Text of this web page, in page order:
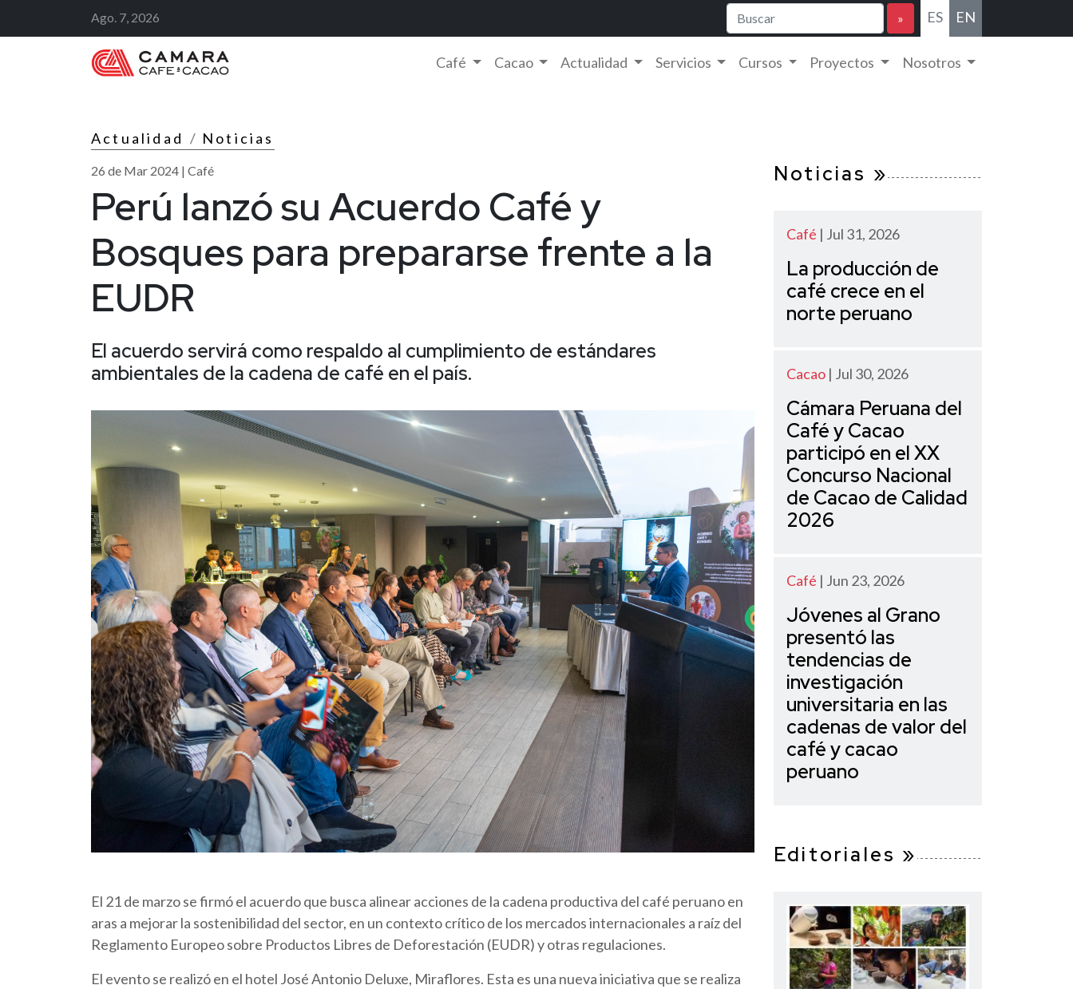
Ago. 7, 2026 » ES EN
Cámara Peruana del Café y Cacao
Café Cacao Actualidad Servicios Cursos Proyectos Nosotros
Actualidad Noticias
26 de Mar 2024 | Café
Perú lanzó su Acuerdo Café y
Bosques para prepararse frente a la
EUDR
El acuerdo servirá como respaldo al cumplimiento de estándares
ambientales de la cadena de café en el país.
El 21 de marzo se firmó el acuerdo que busca alinear acciones de la cadena productiva del café peruano en
aras a mejorar la sostenibilidad del sector, en un contexto crítico de los mercados internacionales a raíz del
Reglamento Europeo sobre Productos Libres de Deforestación (EUDR) y otras regulaciones.
El evento se realizó en el hotel José Antonio Deluxe, Miraflores. Esta es una nueva iniciativa que se realiza
Noticias »
Café | Jul 31, 2026
La producción de
café crece en el
norte peruano
Cacao | Jul 30, 2026
Cámara Peruana del
Café y Cacao
participó en el XX
Concurso Nacional
de Cacao de Calidad
2026
Café | Jun 23, 2026
Jóvenes al Grano
presentó las
tendencias de
investigación
universitaria en las
cadenas de valor del
café y cacao
peruano
Editoriales »